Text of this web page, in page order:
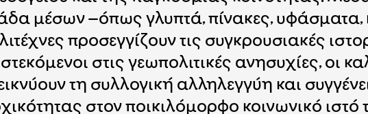
μέσων –όπως γλυπτά, πίνακες, υφάσματα,
προσεγγίζουν τις συγκρουσιακές
στις γεωπολιτικές ανησυχίες, οι
τη συλλογική αλληλεγγύη και
στον ποικιλόμορφο κοινωνικό ιστό